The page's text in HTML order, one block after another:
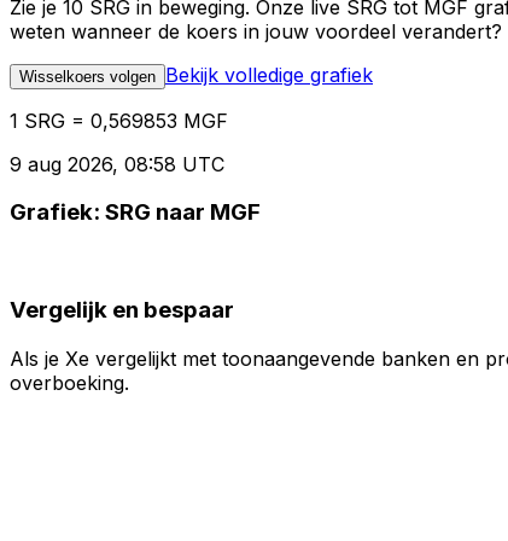
Zie je 10 SRG in beweging. Onze live SRG tot MGF
weten wanneer de koers in jouw voordeel
Wisselkoers volgen Bekijk volledige grafiek
1 SRG = 0,569853 MGF
9 aug 2026, 08:58 UTC
Grafiek: SRG naar MGF
Vergelijk en bespaar
Als je Xe vergelijkt met toonaangevende banken en
overboeking.